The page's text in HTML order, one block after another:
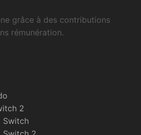
grâce à des contributions
rémunération.
2
Switch